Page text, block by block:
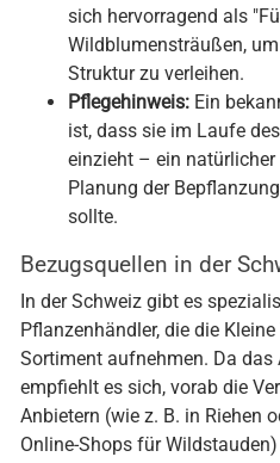
sich hervorragend als
Wildblumensträußen,
Struktur zu verleihen.
Pflegehinweis: Ein
ist, dass sie im Laufe
einzieht – ein natürlicher
Planung der
sollte.
Bezugsquellen in der
In der Schweiz gibt es
Pflanzenhändler, die die
Sortiment aufnehmen. Da
empfiehlt es sich, vorab die
Anbietern (wie z. B. in Riehen
Online-Shops für